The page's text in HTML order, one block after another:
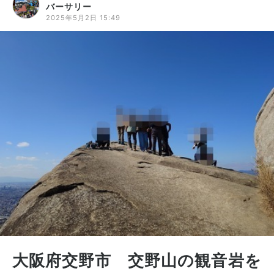
バーサリー
2025年5月2日 15:49
大阪府交野市 交野山の観音岩を